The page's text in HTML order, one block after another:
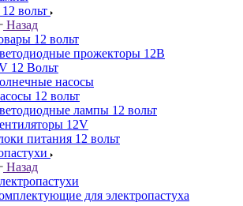
вольт
Назад
12 вольт
прожекторы 12В
12 Вольт
насосы
12 вольт
лампы 12 вольт
12V
питания 12 вольт
Назад
для электропастуха